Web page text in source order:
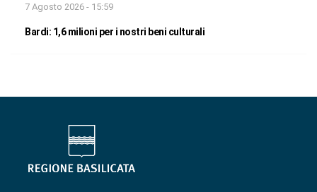
7 Agosto 2026 - 15:59
Bardi: 1,6 milioni per i nostri beni culturali